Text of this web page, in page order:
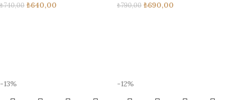
₺740,00 ₺640,00 ₺790,00 ₺690,00
-13% -12%